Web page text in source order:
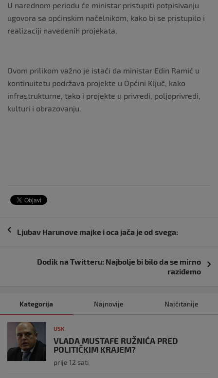
U narednom periodu će ministar pristupiti potpisivanju
ugovora sa općinskim načelnikom, kako bi se pristupilo i
realizaciji navedenih projekata.
Ovom prilikom važno je istaći da ministar Edin Ramić u
kontinuitetu podržava projekte u Općini Ključ, kako
infrastrukturne, tako i projekte u privredi, poljoprivredi,
kulturi i obrazovanju.
Navigacija
objava
Ljubav Harunove majke i oca jača je od svega:
Dodik na Twitteru: Najbolje bi bilo da se mirno
raziđemo
Kategorija Najnovije Najčitanije
USK
VLADA MUSTAFE RUŽNIĆA PRED
POLITIČKIM KRAJEM?
prije 12 sati